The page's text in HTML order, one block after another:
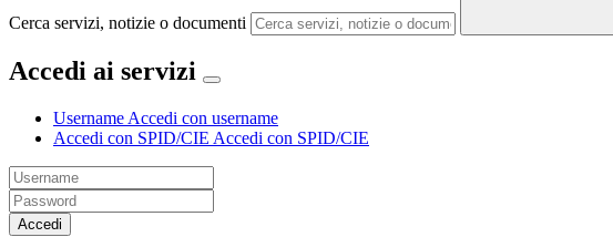
Cerca servizi, notizie o documenti
Accedi ai servizi
Username Accedi con username
Accedi con SPID/CIE Accedi con SPID/CIE
Accedi